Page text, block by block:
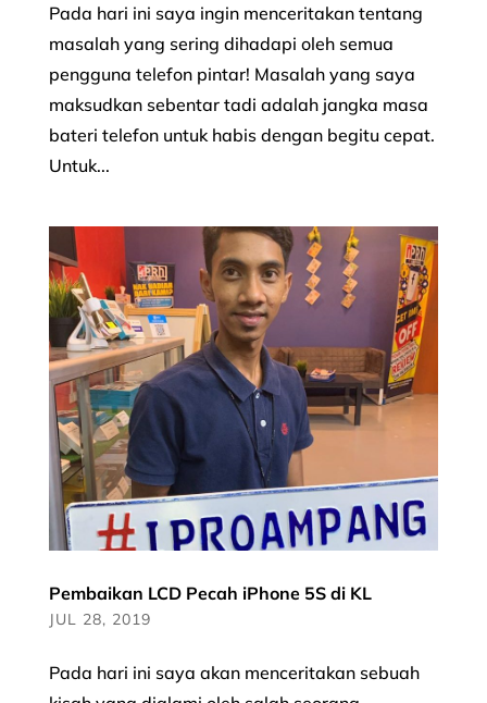
Pada hari ini saya ingin menceritakan tentang
masalah yang sering dihadapi oleh semua
pengguna telefon pintar! Masalah yang saya
maksudkan sebentar tadi adalah jangka masa
bateri telefon untuk habis dengan begitu cepat.
Untuk...
Pembaikan LCD Pecah iPhone 5S di KL
JUL 28, 2019
Pada hari ini saya akan menceritakan sebuah